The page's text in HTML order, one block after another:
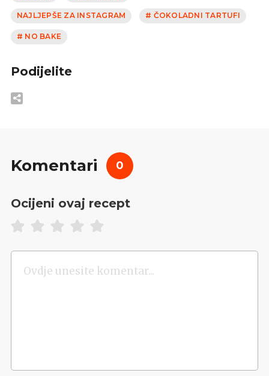
NAJLJEPŠE ZA INSTAGRAM # ČOKOLADNI TARTUFI
# NO BAKE
Podijelite
Komentari 0
Ocijeni ovaj recept